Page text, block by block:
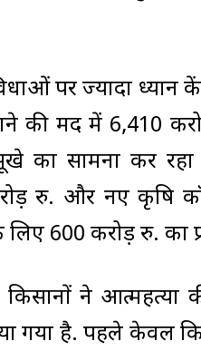
पर ज्यादा ध्यान
की मद में 6,410
का सामना कर
रु. और नए कृषि
600 करोड़ रु. का
ने
गया है. पहले केवल